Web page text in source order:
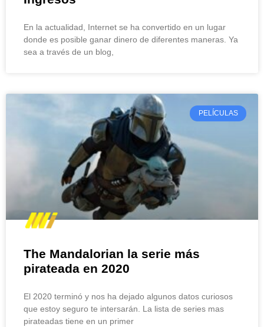
En la actualidad, Internet se ha convertido en un lugar
donde es posible ganar dinero de diferentes maneras. Ya
sea a través de un blog,
PELÍCULAS
The Mandalorian la serie más
pirateada en 2020
El 2020 terminó y nos ha dejado algunos datos curiosos
que estoy seguro te intersarán. La lista de series mas
pirateadas tiene en un primer